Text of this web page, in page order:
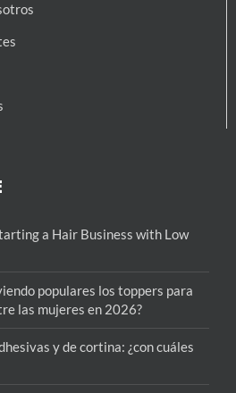
a Hair Business with Low
populares los toppers para
las mujeres en 2026?
y de cortina: ¿con cuáles